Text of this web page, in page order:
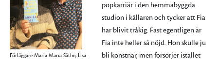
Förläggare Maria Maria Såthe, Lisa
popkarriär i den hemmabyggda
studion i källaren och tycker att Fia
har blivit tråkig. Fast egentligen är
Fia inte heller så nöjd. Hon skulle ju
bli konstnär, men försörjer istället